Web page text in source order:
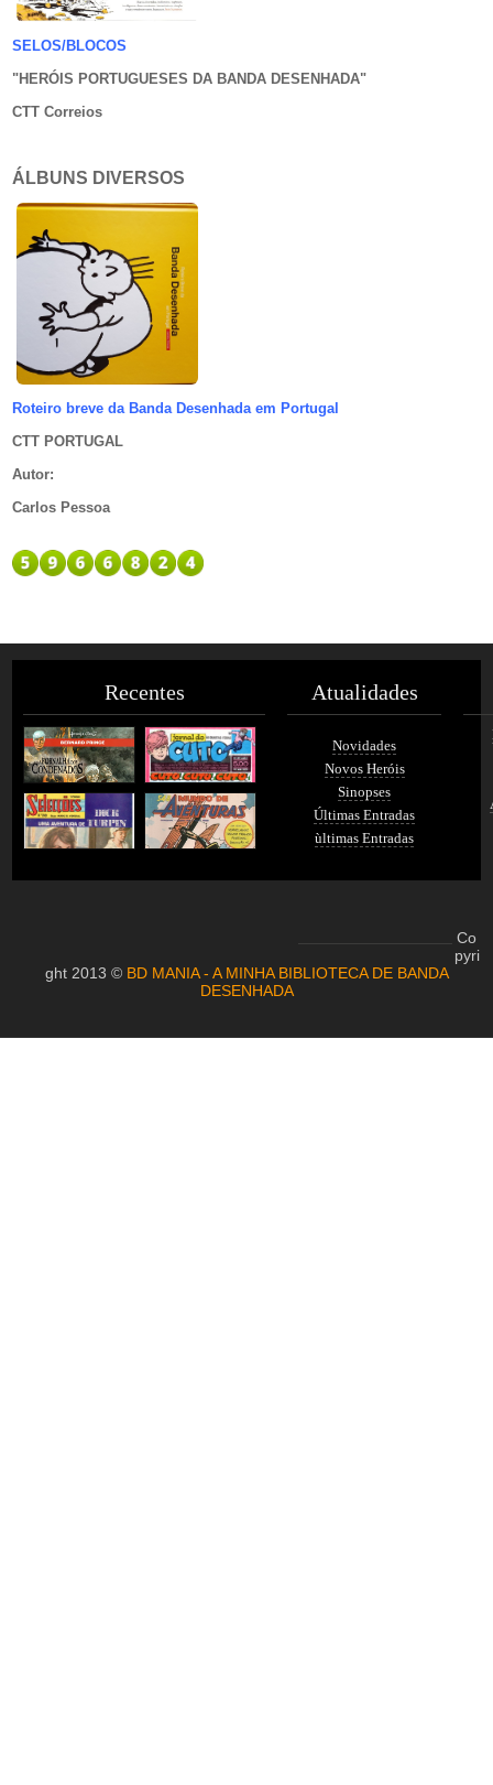
SELOS/BLOCOS
"HERÓIS PORTUGUESES DA BANDA DESENHADA"
CTT Correios
ÁLBUNS DIVERSOS
Roteiro breve da Banda Desenhada em Portugal
CTT PORTUGAL
Autor:
Carlos Pessoa
Recentes Atualidades
Novidades
Novos Heróis
Sinopses
Últimas Entradas
ùltimas Entradas
Co
pyri
ght 2013 © BD MANIA - A MINHA BIBLIOTECA DE BANDA
DESENHADA